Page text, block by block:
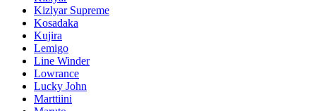
Kizlyar Supreme
Kosadaka
Kujira
Lemigo
Line Winder
Lowrance
Lucky John
Marttiini